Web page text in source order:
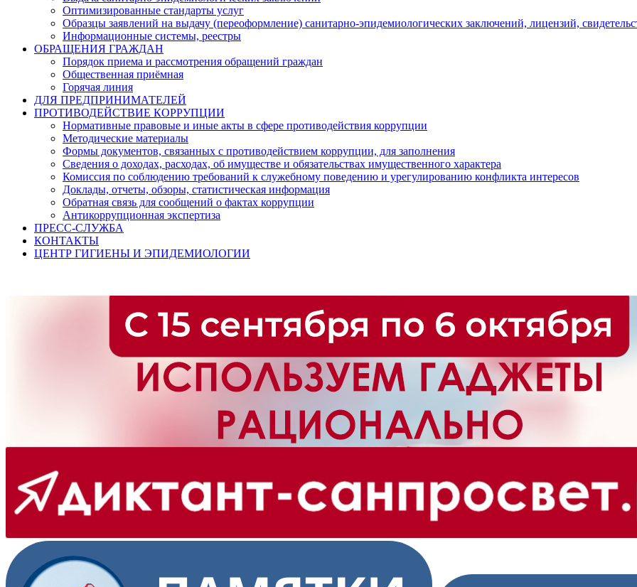
Оптимизированные стандарты услуг
Образцы заявлений на выдачу (переоформление) санитарно-эпидемиологических заключений, лицензий,
Информационные системы, реестры
ОБРАЩЕНИЯ ГРАЖДАН
Порядок приема и рассмотрения обращений граждан
Общественная приёмная
Горячая линия
ДЛЯ ПРЕДПРИНИМАТЕЛЕЙ
ПРОТИВОДЕЙСТВИЕ КОРРУПЦИИ
Нормативные правовые и иные акты в сфере противодействия коррупции
Методические материалы
Формы документов, связанных с противодействием коррупции, для заполнения
Сведения о доходах, расходах, об имуществе и обязательствах имущественного характера
Комиссия по соблюдению требований к служебному поведению и урегулированию конфликта интересов
Доклады, отчеты, обзоры, статистическая информация
Обратная связь для сообщений о фактах коррупции
Антикоррупционная экспертиза
ПРЕСС-СЛУЖБА
КОНТАКТЫ
ЦЕНТР ГИГИЕНЫ И ЭПИДЕМИОЛОГИИ